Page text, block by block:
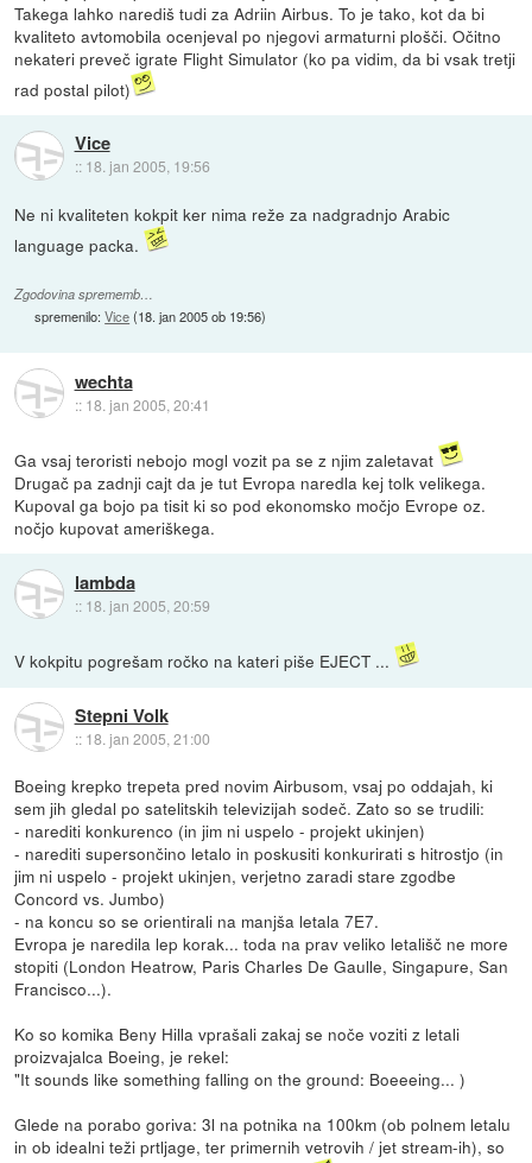
Takega lahko narediš tudi za Adriin Airbus. To je tako, kot da bi
kvaliteto avtomobila ocenjeval po njegovi armaturni plošči. Očitno
nekateri preveč igrate Flight Simulator (ko pa vidim, da bi vsak tretji
rad postal pilot)
Vice
:: 18. jan 2005, 19:56
Ne ni kvaliteten kokpit ker nima reže za nadgradnjo Arabic
language packa.
Zgodovina sprememb…
spremenilo:Vice(18. jan 2005 ob 19:56)
wechta
:: 18. jan 2005, 20:41
Ga vsaj teroristi nebojo mogl vozit pa se z njim zaletavat
Drugač pa zadnji cajt da je tut Evropa naredla kej tolk velikega.
Kupoval ga bojo pa tisit ki so pod ekonomsko močjo Evrope oz.
nočjo kupovat ameriškega.
lambda
:: 18. jan 2005, 20:59
V kokpitu pogrešam ročko na kateri piše EJECT ...
Stepni Volk
:: 18. jan 2005, 21:00
Boeing krepko trepeta pred novim Airbusom, vsaj po oddajah, ki
sem jih gledal po satelitskih televizijah sodeč. Zato so se trudili:
- narediti konkurenco (in jim ni uspelo - projekt ukinjen)
- narediti supersončino letalo in poskusiti konkurirati s hitrostjo (in
jim ni uspelo - projekt ukinjen, verjetno zaradi stare zgodbe
Concord vs. Jumbo)
- na koncu so se orientirali na manjša letala 7E7.
Evropa je naredila lep korak... toda na prav veliko letališč ne more
stopiti (London Heatrow, Paris Charles De Gaulle, Singapure, San
Francisco...).
Ko so komika Beny Hilla vprašali zakaj se noče voziti z letali
proizvajalca Boeing, je rekel:
"It sounds like something falling on the ground: Boeeeing... )
Glede na porabo goriva: 3l na potnika na 100km (ob polnem letalu
in ob idealni teži prtljage, ter primernih vetrovih / jet stream-ih), so